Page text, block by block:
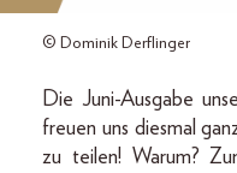
© Dominik Derflinger
Die Juni-Ausgabe
freuen uns diesmal
zu teilen! Warum?